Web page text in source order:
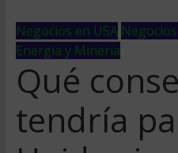
Negocios en USA
Energia y Mineria
Qué
tendría